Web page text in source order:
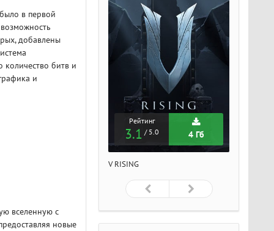
в первой
добавлены
количество битв и
и
вселенную с
новые
Рейтинг
3.1 / 5.0 4 Гб
V RISING